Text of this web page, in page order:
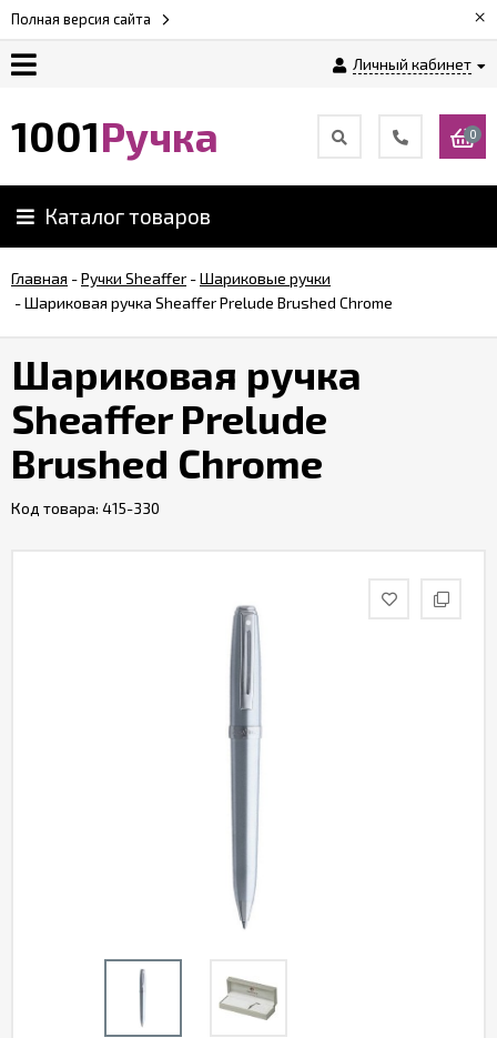
Полная версия сайта ×
Личный кабинет
Возврат
Обзоры
ручек
Контакты
1001Ручка 0
Каталог товаров
Главная -Ручки Sheaffer -Шариковые ручки
-Шариковая ручка Sheaffer Prelude Brushed Chrome
Шариковая ручка
Sheaffer Prelude
Brushed Chrome
Код товара: 415-330